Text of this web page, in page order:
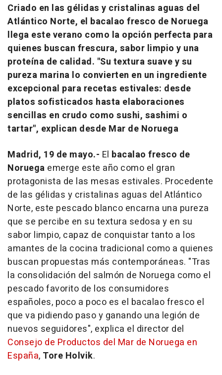
Criado en las gélidas y cristalinas aguas del
Atlántico Norte, el bacalao fresco de Noruega
llega este verano como la opción perfecta para
quienes buscan frescura, sabor limpio y una
proteína de calidad. "Su textura suave y su
pureza marina lo convierten en un ingrediente
excepcional para recetas estivales: desde
platos sofisticados hasta elaboraciones
sencillas en crudo como sushi, sashimi o
tartar", explican desde Mar de Noruega
Madrid, 19 de mayo.- El bacalao fresco de
Noruega emerge este año como el gran
protagonista de las mesas estivales. Procedente
de las gélidas y cristalinas aguas del Atlántico
Norte, este pescado blanco encarna una pureza
que se percibe en su textura sedosa y en su
sabor limpio, capaz de conquistar tanto a los
amantes de la cocina tradicional como a quienes
buscan propuestas más contemporáneas. "Tras
la consolidación del salmón de Noruega como el
pescado favorito de los consumidores
españoles, poco a poco es el bacalao fresco el
que va pidiendo paso y ganando una legión de
nuevos seguidores", explica el director del
Consejo de Productos del Mar de Noruega en
España, Tore Holvik.